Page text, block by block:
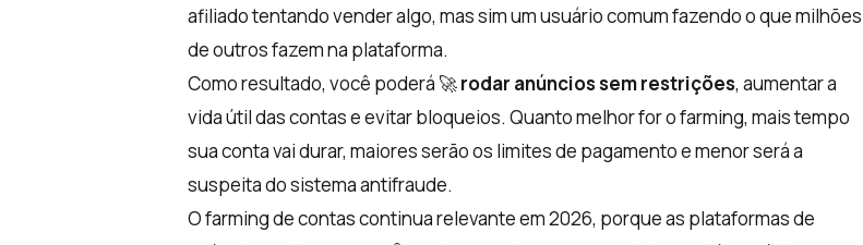
afiliado tentando vender algo, mas sim um usuário comum fazendo o que milhões
de outros fazem na plataforma.
Como resultado, você poderá 🚀rodar anúncios sem restrições, aumentar a
vida útil das contas e evitar bloqueios. Quanto melhor for o farming, mais tempo
sua conta vai durar, maiores serão os limites de pagamento e menor será a
suspeita do sistema antifraude.
O farming de contas continua relevante em 2026, porque as plataformas de